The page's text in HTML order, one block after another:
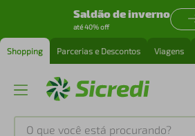
Saldão de inverno
até 40% off
Shopping Parcerias e Descontos Viagens
O que você está procurando?